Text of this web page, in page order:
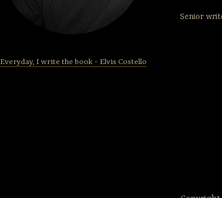
Everyday, I write the book - Elvis Costello
Senior